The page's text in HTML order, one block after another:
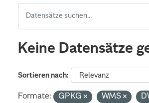
Keine Datensätze
Sortieren nach
Formate: GPKG WMS